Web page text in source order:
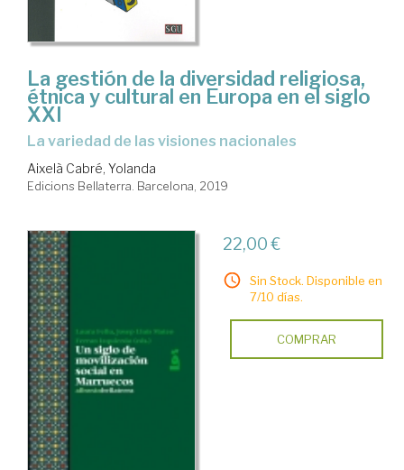
La gestión de la diversidad religiosa,
étnica y cultural en Europa en el siglo
XXI
la variedad de las visiones nacionales
Aixelà Cabré, Yolanda
Edicions Bellaterra. Barcelona, 2019
22,00 €
Sin Stock. Disponible en
7/10 días.
COMPRAR